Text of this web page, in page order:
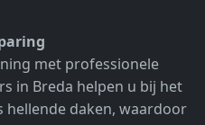
met professionele
in Breda helpen u bij het
hellende daken, waardoor